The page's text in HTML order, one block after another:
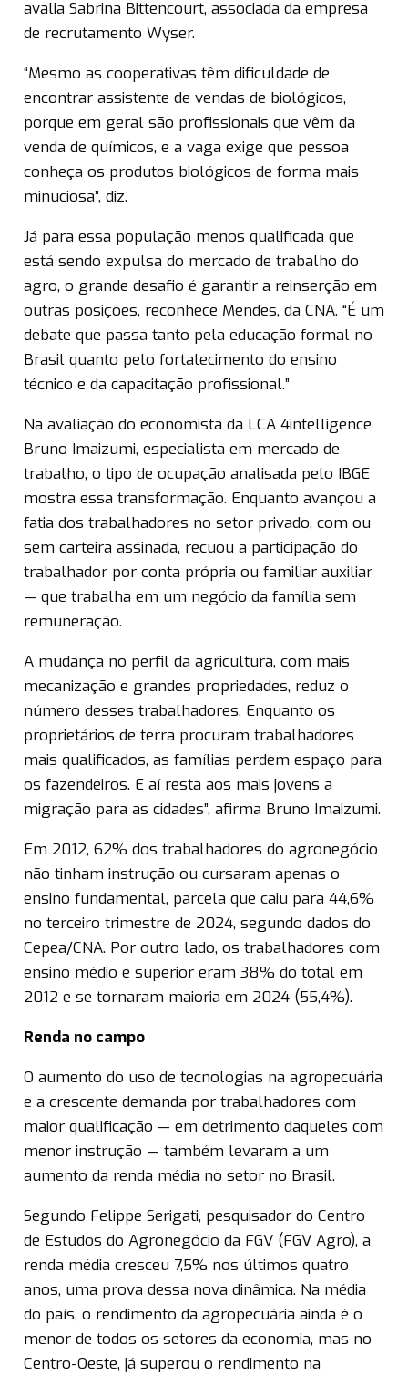
avalia Sabrina Bittencourt, associada da empresa
de recrutamento Wyser.
“Mesmo as cooperativas têm dificuldade de
encontrar assistente de vendas de biológicos,
porque em geral são profissionais que vêm da
venda de químicos, e a vaga exige que pessoa
conheça os produtos biológicos de forma mais
minuciosa”, diz.
Já para essa população menos qualificada que
está sendo expulsa do mercado de trabalho do
agro, o grande desafio é garantir a reinserção em
outras posições, reconhece Mendes, da CNA. “É um
debate que passa tanto pela educação formal no
Brasil quanto pelo fortalecimento do ensino
técnico e da capacitação profissional.”
Na avaliação do economista da LCA 4intelligence
Bruno Imaizumi, especialista em mercado de
trabalho, o tipo de ocupação analisada pelo IBGE
mostra essa transformação. Enquanto avançou a
fatia dos trabalhadores no setor privado, com ou
sem carteira assinada, recuou a participação do
trabalhador por conta própria ou familiar auxiliar
— que trabalha em um negócio da família sem
remuneração.
A mudança no perfil da agricultura, com mais
mecanização e grandes propriedades, reduz o
número desses trabalhadores. Enquanto os
proprietários de terra procuram trabalhadores
mais qualificados, as famílias perdem espaço para
os fazendeiros. E aí resta aos mais jovens a
migração para as cidades”, afirma Bruno Imaizumi.
Em 2012, 62% dos trabalhadores do agronegócio
não tinham instrução ou cursaram apenas o
ensino fundamental, parcela que caiu para 44,6%
no terceiro trimestre de 2024, segundo dados do
Cepea/CNA. Por outro lado, os trabalhadores com
ensino médio e superior eram 38% do total em
2012 e se tornaram maioria em 2024 (55,4%).
Renda no campo
O aumento do uso de tecnologias na agropecuária
e a crescente demanda por trabalhadores com
maior qualificação — em detrimento daqueles com
menor instrução — também levaram a um
aumento da renda média no setor no Brasil.
Segundo Felippe Serigati, pesquisador do Centro
de Estudos do Agronegócio da FGV (FGV Agro), a
renda média cresceu 7,5% nos últimos quatro
anos, uma prova dessa nova dinâmica. Na média
do país, o rendimento da agropecuária ainda é o
menor de todos os setores da economia, mas no
Centro-Oeste, já superou o rendimento na